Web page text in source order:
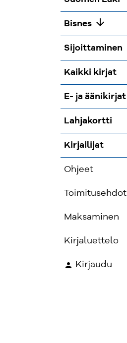
Bisnes arrow_downward
Sijoittaminen
Kaikki kirjat
E- ja äänikirjat
Lahjakortti
Kirjailijat
Ohjeet
Toimitusehdot
Maksaminen
Kirjaluettelo
Kirjaudu